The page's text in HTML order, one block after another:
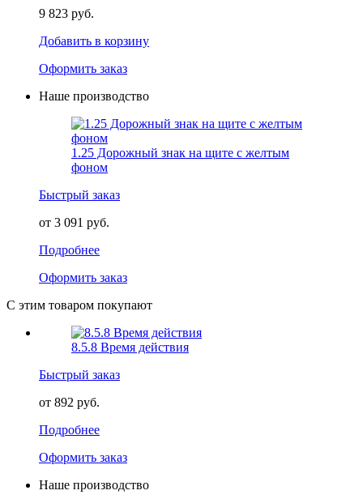
9 823 руб.
Добавить в корзину
Оформить заказ
Наше производство
1.25 Дорожный знак на щите с желтым
фоном
Быстрый заказ
от 3 091 руб.
Подробнее
Оформить заказ
С этим товаром покупают
8.5.8 Время действия
Быстрый заказ
от 892 руб.
Подробнее
Оформить заказ
Наше производство